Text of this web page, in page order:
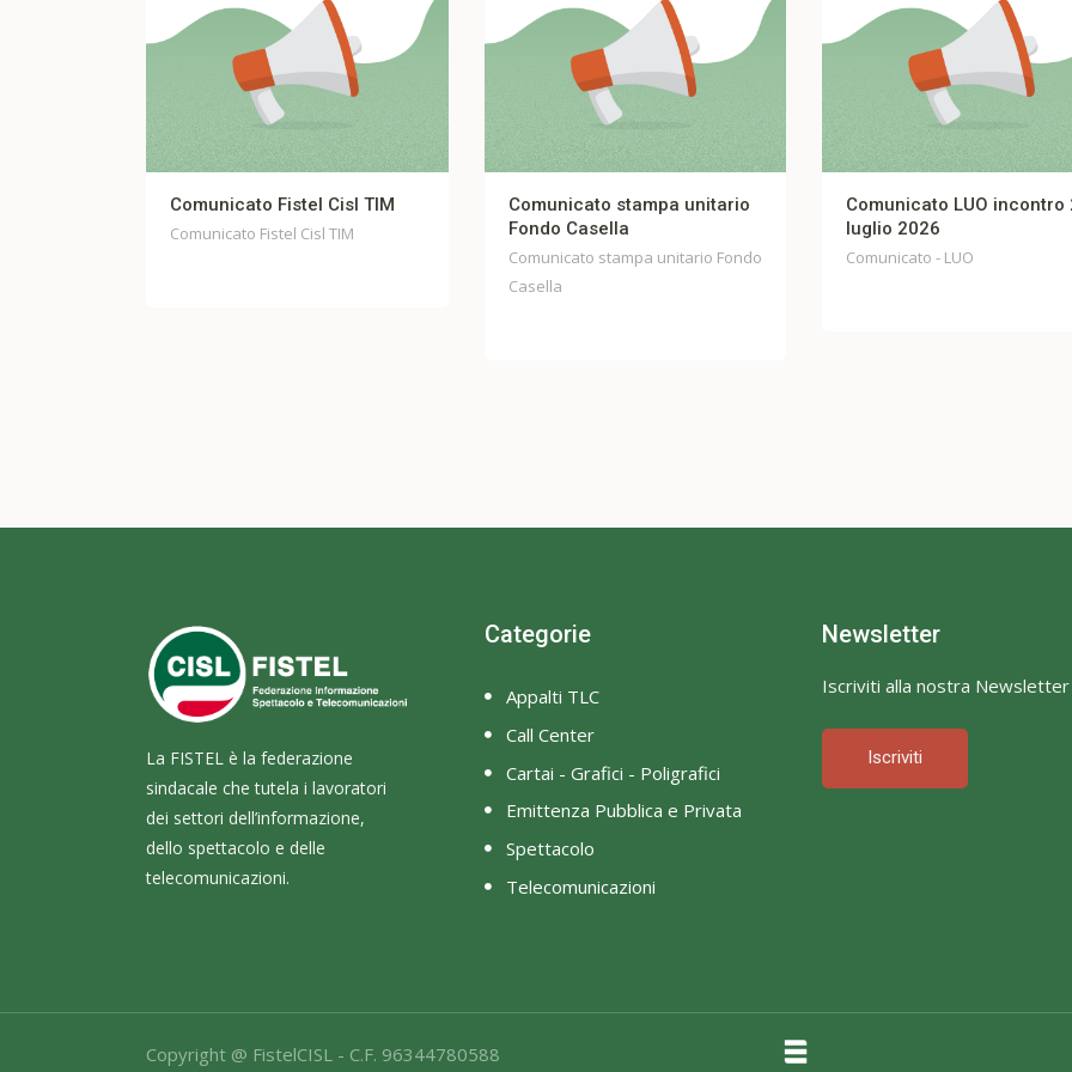
Comunicato stampa unitario
Fondo Casella
Comunicato LUO incontro 27
luglio 2026
Comunicato - LUO
FIBERCOP –
UNITARIO Incontro
Comunicato - FIBERCOP
La FISTEL è la federazione
sindacale che tutela i lavoratori
dei settori dell’informazione,
dello spettacolo e delle
telecomunicazioni.
Categorie
Appalti TLC
Call Center
Cartai - Grafici - Poligrafici
Emittenza Pubblica e Privata
Spettacolo
Telecomunicazioni
Newsletter
Iscriviti alla nostra Newsletter
Iscriviti
Copyright @ FistelCISL - C.F. 96344780588